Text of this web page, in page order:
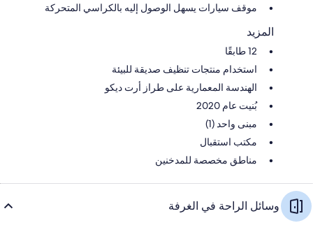
موقف سيارات يسهل الوصول إليه بالكراسي المتحركة
المزيد
12 طابقًا
استخدام منتجات تنظيف صديقة للبيئة
الهندسة المعمارية على طراز أرت ديكو
بُنيت عام 2020
مبنى واحد (1)
مكتب استقبال
مناطق مخصصة للمدخنين
وسائل الراحة في الغرفة